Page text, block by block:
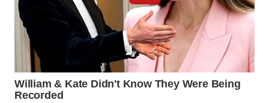
WN
TANGERANG
WN
BINJAI